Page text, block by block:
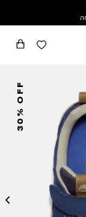
30% OFF